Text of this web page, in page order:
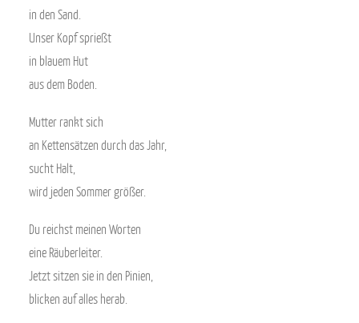
UNTERSTÜTZE UNS!
in den Sand.
Unser Kopf sprießt
in blauem Hut
aus dem Boden.
Mutter rankt sich
an Kettensätzen durch das Jahr,
sucht Halt,
wird jeden Sommer größer.
Du reichst meinen Worten
eine Räuberleiter.
Jetzt sitzen sie in den Pinien,
blicken auf alles herab.